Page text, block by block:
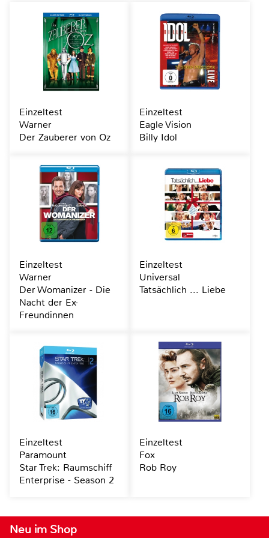
Neu im Shop
Einzeltest
Warner
Der Zauberer von Oz
Einzeltest
Eagle Vision
Billy Idol
Einzeltest
Warner
Der Womanizer - Die
Nacht der Ex-
Freundinnen
Einzeltest
Universal
Tatsächlich ... Liebe
Einzeltest
Paramount
Star Trek: Raumschiff
Enterprise - Season 2
Einzeltest
Fox
Rob Roy